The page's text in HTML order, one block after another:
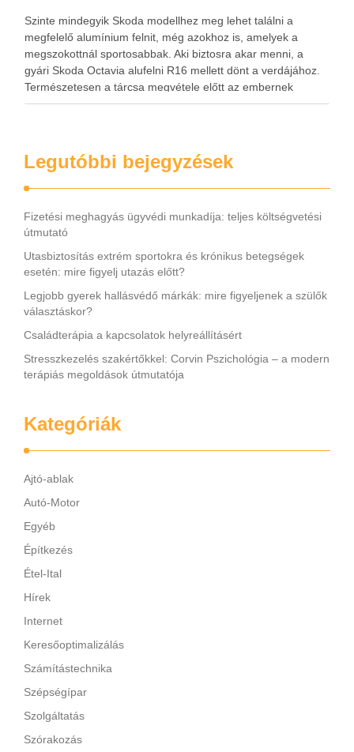
Szinte mindegyik Skoda modellhez meg lehet találni a
megfelelő alumínium felnit, még azokhoz is, amelyek a
megszokottnál sportosabbak. Aki biztosra akar menni, a
gyári Skoda Octavia alufelni R16 mellett dönt a verdájához.
Természetesen a tárcsa megvétele előtt az embernek
kötelessége meggyőződni arról, hogy a kiszemelt internetes
Legutóbbi bejegyzések
Fizetési meghagyás ügyvédi munkadíja: teljes költségvetési
útmutató
Utasbiztosítás extrém sportokra és krónikus betegségek
esetén: mire figyelj utazás előtt?
Legjobb gyerek hallásvédő márkák: mire figyeljenek a szülők
választáskor?
Családterápia a kapcsolatok helyreállításért
Stresszkezelés szakértőkkel: Corvin Pszichológia – a modern
terápiás megoldások útmutatója
Kategóriák
Ajtó-ablak
Autó-Motor
Egyéb
Építkezés
Étel-Ital
Hírek
Internet
Keresőoptimalizálás
Számítástechnika
Szépségípar
Szolgáltatás
Szórakozás